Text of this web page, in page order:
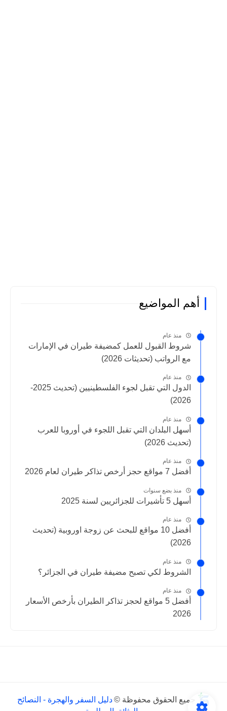
أهم المواضيع
منذ عام
شروط القبول للعمل كمضيفة طيران في الإمارات
مع الرواتب (تحديثات 2026)
منذ عام
الدول التي تقبل لجوء الفلسطينيين (تحديث 2025-
2026)
منذ عام
أسهل البلدان التي تقبل اللجوء في أوروبا للعرب
(تحديث 2026)
منذ عام
أفضل 7 مواقع حجز أرخص تذاكر طيران لعام 2026
منذ بضع سنوات
أسهل 5 تأشيرات للجزائريين لسنة 2025
منذ عام
أفضل 10 مواقع للبحث عن زوجة اوروبية (تحديث
2026)
منذ عام
الشروط لكي تصبح مضيفة طيران في الجزائر؟
منذ عام
أفضل 5 مواقع لحجز تذاكر الطيران بأرخص الأسعار
2026
جميع الحقوق محفوظة ©دليل السفر والهجرة - النصائح